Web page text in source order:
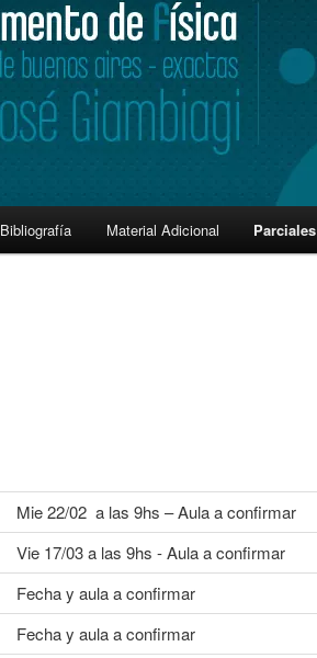
Bibliografía Material Adicional Parciales
Mie 22/02 a las 9hs – Aula a confirmar
Vie 17/03 a las 9hs - Aula a confirmar
Fecha y aula a confirmar
Fecha y aula a confirmar